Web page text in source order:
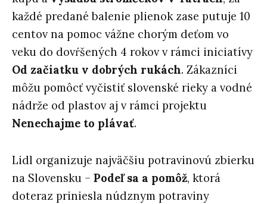
každé predané balenie plienok zase putuje 10
centov na pomoc vážne chorým deťom vo
veku do dovŕšených 4 rokov v rámci iniciatívy
Od začiatku v dobrých rukách. Zákazníci
môžu pomôcť vyčistiť slovenské rieky a vodné
nádrže od plastov aj v rámci projektu
Nenechajme to plávať.
Lidl organizuje najväčšiu potravinovú zbierku
na Slovensku – Podeľ sa a pomôž, ktorá
doteraz priniesla núdznym potraviny